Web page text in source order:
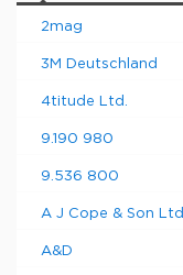
2mag
3M Deutschland
4titude Ltd.
9.190 980
9.536 800
A J Cope & Son Ltd.
A&D